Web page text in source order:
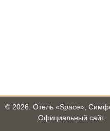
© 2026. Отель «Space»,
Официальный сайт